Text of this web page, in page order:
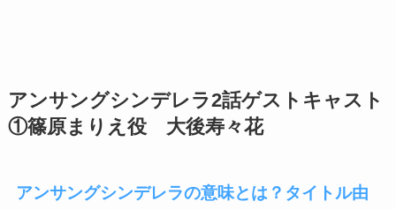
アンサングシンデレラ2話ゲストキャスト
①篠原まりえ役 大後寿々花
アンサングシンデレラの意味とは？タイトル由